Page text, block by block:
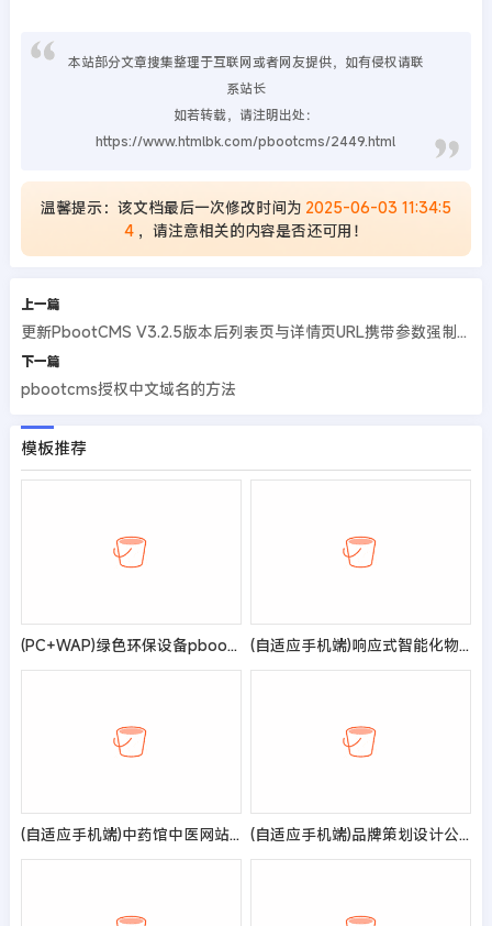
本站部分文章搜集整理于互联网或者网友提供，如有侵权请联
系站长
如若转载，请注明出处：
https://www.htmlbk.com/pbootcms/2449.html
温馨提示：该文档最后一次修改时间为 2025-06-03 11:34:5
4 ，请注意相关的内容是否还可用！
上一篇
更新PbootCMS V3.2.5版本后列表页与详情页URL携带参数强制404的解决方法
下一篇
pbootcms授权中文域名的方法
模板推荐
(PC+WAP)绿色环保设备pbootcms企业网站模板 环保企业网站源码 (自适应手机端)响应式智能化物流设备类网站pbootcms模板 HTML5蓝色人工智能设备网站源码
(自适应手机端)中药馆中医网站模板 (自适应手机端)品牌策划设计公司pbootcms网站模板 网络设计公司网站源码